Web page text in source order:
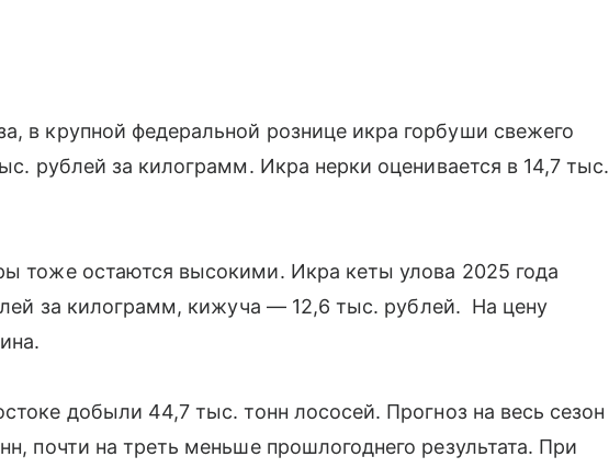
в крупной федеральной рознице икра горбуши свежего
рублей за килограмм. Икра нерки оценивается в 14,7 тыс.
тоже остаются высокими. Икра кеты улова 2025 года
за килограмм, кижуча — 12,6 тыс. рублей. На цену
добыли 44,7 тыс. тонн лососей. Прогноз на весь сезон
почти на треть меньше прошлогоднего результата. При